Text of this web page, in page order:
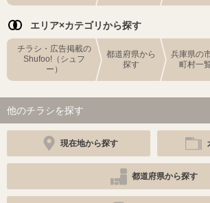
エリア×カテゴリから探す
チラシ・広告掲載の
Shufoo!（シュフ
ー）
都道府県から
探す
兵庫県の
町村一
他のチラシを探す
現在地から探す
都道府県から探す